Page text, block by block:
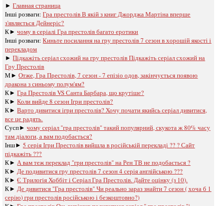
►Главная страница
Інші розваги: ​​Гра престолів В якій з книг Джорджа Мартіна вперше
з'являється Дейнеріс?
К►чому в серіалі Гра престолів багато еротики
Інші розваги: ​​Киньте посилання на гру престолів 7 сезон в хорошій якості і
перекладом
►Підкажіть серіал схожий на гру престолів Підкажіть серіал схожий на
Гру Престолів
М►Отже, Гра Престолів, 7 сезон - 7 епізіо одов, закінчується появою
дракона з синьому полум'ям?
К►Гра Престолів VS Санта Барбара, що крутіше?
К►Коли вийде 8 сезон Ігри престолів?
К►Варто дивитися ігри престолів? Хочу почати якийсь серіал дивитися,
все це радять.
Сусп►чому серіал "гра престолів" такий популярний, скукота ж 80% часу
там діалоги, а вам подобається?
Інш► 5 серія Ігри Престолів вийшла в російській перекладі ?? ? Сайт
підкажіть ???
К► А вам теж переклад "гри престолів" на Рен ТВ не подобається ?
К► Де подивитися гру престолів 7 сезон 4 серія англійською ???
К►Є Трилогія Хоббіт і Серіал Гра Престолів. Дайте оцінку (з 10).
К► Де дивитися "Гра престолів" Чи реально зараз знайти 7 сезон ( хоча б 1
серію) гри престолів російською і безкоштовно?)